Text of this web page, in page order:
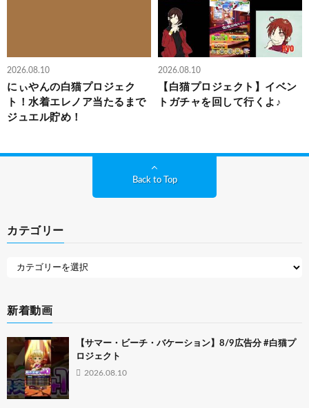
2026.08.10
にぃやんの白猫プロジェク
ト！水着エレノア当たるまで
ジュエル貯め！
2026.08.10
【白猫プロジェクト】イベン
トガチャを回して行くよ♪
Back to Top
カテゴリー
新着動画
【サマー・ビーチ・バケーション】8/9広告分 #白猫プ
ロジェクト
2026.08.10